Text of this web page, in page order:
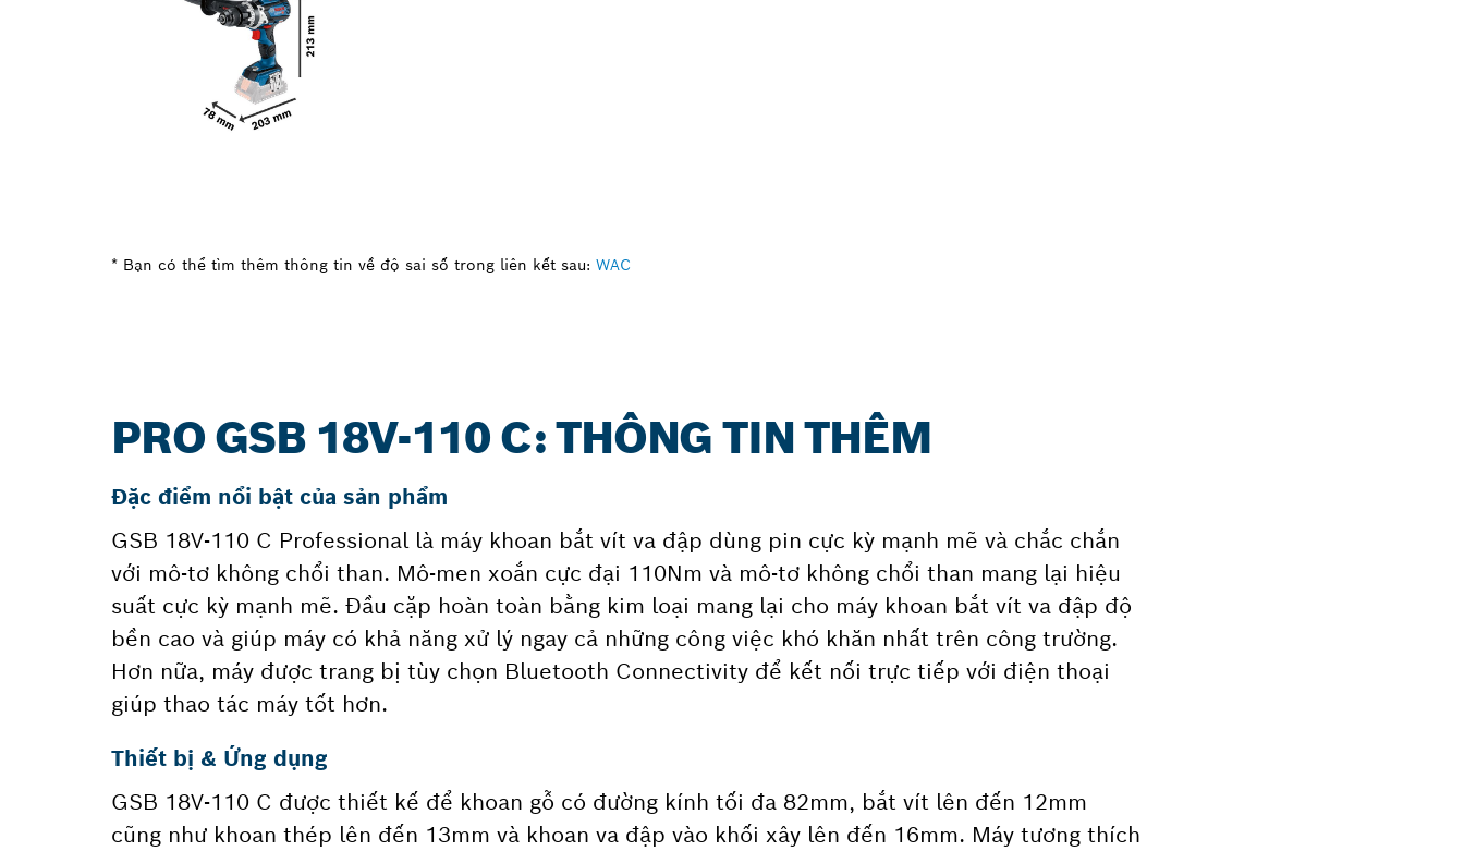
* Bạn có thể tìm thêm thông tin về độ sai số trong liên kết sau: WAC
PRO GSB 18V-110 C: THÔNG TIN THÊM
Đặc điểm nổi bật của sản phẩm
GSB 18V-110 C Professional là máy khoan bắt vít va đập dùng pin cực kỳ mạnh mẽ và chắc chắn
với mô-tơ không chổi than. Mô-men xoắn cực đại 110Nm và mô-tơ không chổi than mang lại hiệu
suất cực kỳ mạnh mẽ. Đầu cặp hoàn toàn bằng kim loại mang lại cho máy khoan bắt vít va đập độ
bền cao và giúp máy có khả năng xử lý ngay cả những công việc khó khăn nhất trên công trường.
Hơn nữa, máy được trang bị tùy chọn Bluetooth Connectivity để kết nối trực tiếp với điện thoại
giúp thao tác máy tốt hơn.
Thiết bị & Ứng dụng
GSB 18V-110 C được thiết kế để khoan gỗ có đường kính tối đa 82mm, bắt vít lên đến 12mm
cũng như khoan thép lên đến 13mm và khoan va đập vào khối xây lên đến 16mm. Máy tương thích